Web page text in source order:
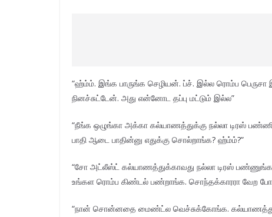
“ஹ்ம்ம். இங்க பாருங்க செழியன். ப்ச். இல்ல ரொம்ப
நினச்சுட்டேன். அது என்னோட தப்பு மட்டும் இல்ல”
“நீங்க ஒழுங்கா அக்கா கல்யாணத்துக்கு நல்லா டிரஸ்
பாதி ஆடை பாதின்னு எதுக்கு சொல்றாங்க? ஹ்ம்ம்?”
“சோ அட்லீஸ்ட் கல்யாணத்துக்காவது நல்லா டிரஸ்
உங்கள ரொம்ப கிண்டல் பண்றாங்க. சொந்தக்காரரா வேற
“நான் சொன்னதை மைண்ட்ல வெச்சுக்கோங்க. கல்யாணத்துல